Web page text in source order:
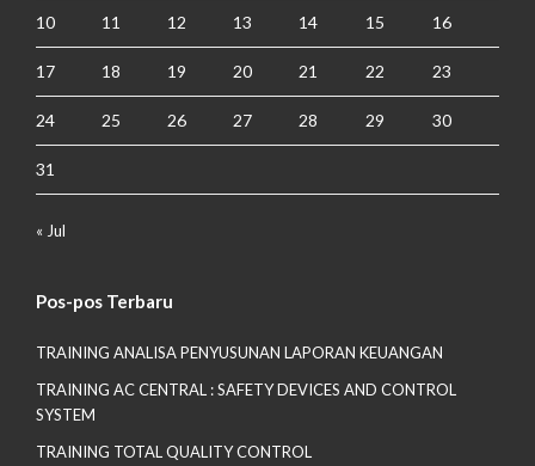
10 11 12 13 14 15 16
17 18 19 20 21 22 23
24 25 26 27 28 29 30
31
« Jul
Pos-pos Terbaru
TRAINING ANALISA PENYUSUNAN LAPORAN KEUANGAN
TRAINING AC CENTRAL : SAFETY DEVICES AND CONTROL
SYSTEM
TRAINING TOTAL QUALITY CONTROL